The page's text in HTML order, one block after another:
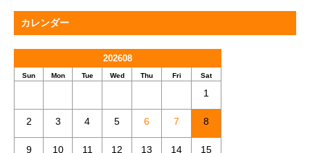
カレンダー
202608
Sun Mon Tue Wed Thu Fri Sat
1
2 3 4 5 6 7 8
9 10 11 12 13 14 15